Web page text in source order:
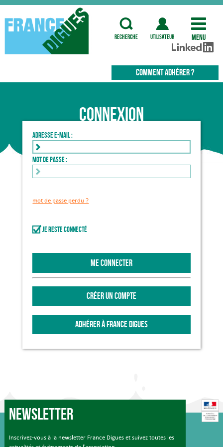
recherche utilisateur Menu
COMMENT ADHÉRER ?
Connexion
Adresse e-mail :
Mot de passe :
mot de passe perdu ?
Je reste connecté
ME CONNECTER
CRÉER UN COMPTE
ADHÉRER À FRANCE DIGUES
Newsletter
Inscrivez-vous à la newsletter France Digues et suivez toutes les